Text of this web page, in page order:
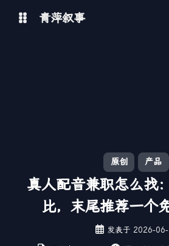
青萍叙事
原创 产品
真人配音兼职怎么找
比，末尾推荐一个
发表于 2026-